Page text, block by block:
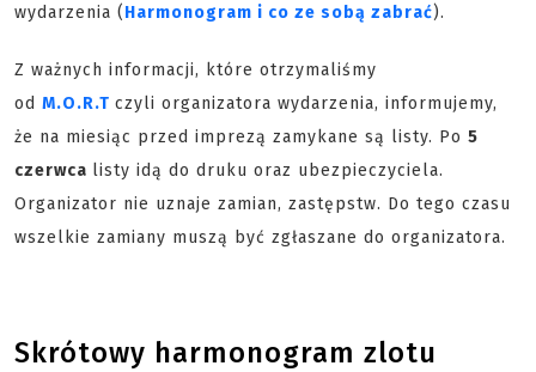
wydarzenia (Harmonogram i co ze sobą zabrać).
Z ważnych informacji, które otrzymaliśmy
od M.O.R.T czyli organizatora wydarzenia, informujemy,
że na miesiąc przed imprezą zamykane są listy. Po 5
czerwca listy idą do druku oraz ubezpieczyciela.
Organizator nie uznaje zamian, zastępstw. Do tego czasu
wszelkie zamiany muszą być zgłaszane do organizatora.
Skrótowy harmonogram zlotu